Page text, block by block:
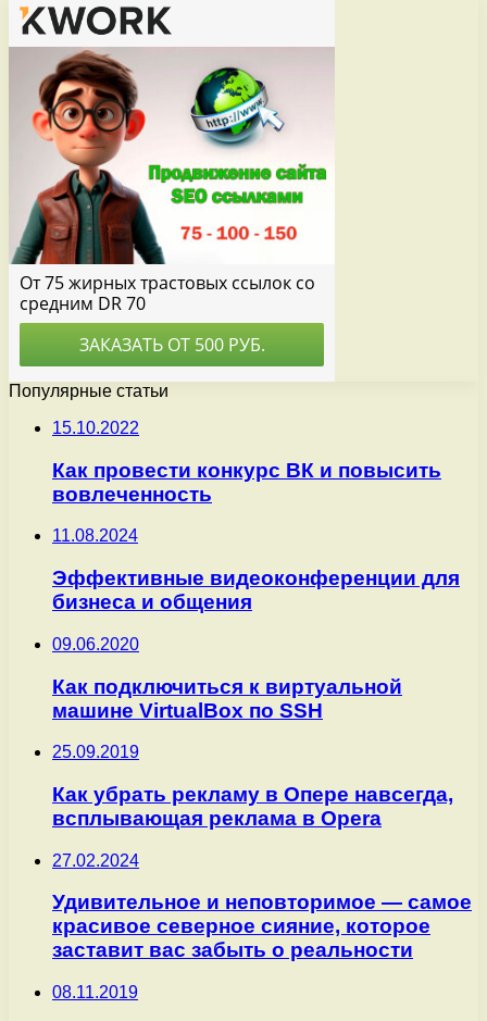
Популярные статьи
15.10.2022
Как провести конкурс ВК и повысить
вовлеченность
11.08.2024
Эффективные видеоконференции для
бизнеса и общения
09.06.2020
Как подключиться к виртуальной
машине VirtualBox по SSH
25.09.2019
Как убрать рекламу в Опере навсегда,
всплывающая реклама в Opera
27.02.2024
Удивительное и неповторимое — самое
красивое северное сияние, которое
заставит вас забыть о реальности
08.11.2019